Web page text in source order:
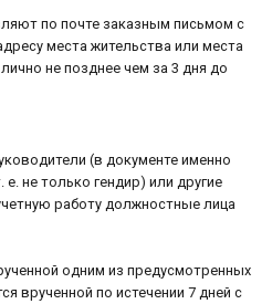
по почте заказным письмом с
места жительства или места
не позднее чем за 3 дня до
(в документе именно
не только гендир) или другие
работу должностные лица
одним из предусмотренных
врученной по истечении 7 дней с